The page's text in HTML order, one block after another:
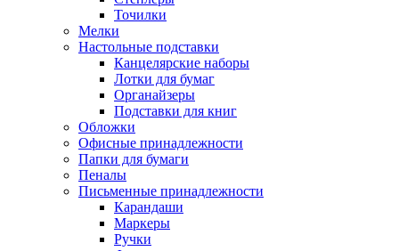
Точилки
Мелки
Настольные подставки
Канцелярские наборы
Лотки для бумаг
Органайзеры
Подставки для книг
Обложки
Офисные принадлежности
Папки для бумаги
Пеналы
Письменные принадлежности
Карандаши
Маркеры
Ручки